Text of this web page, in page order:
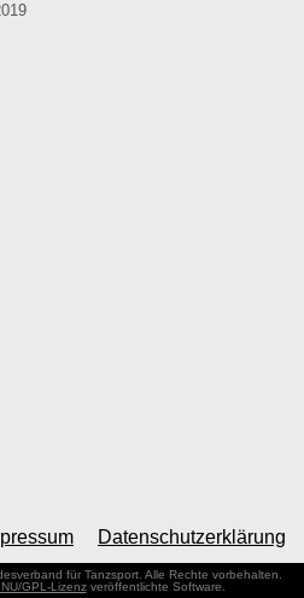
Datenschutzerklärung
für Tanzsport. Alle Rechte vorbehalten.
GPL-Lizenzveröffentlichte Software.